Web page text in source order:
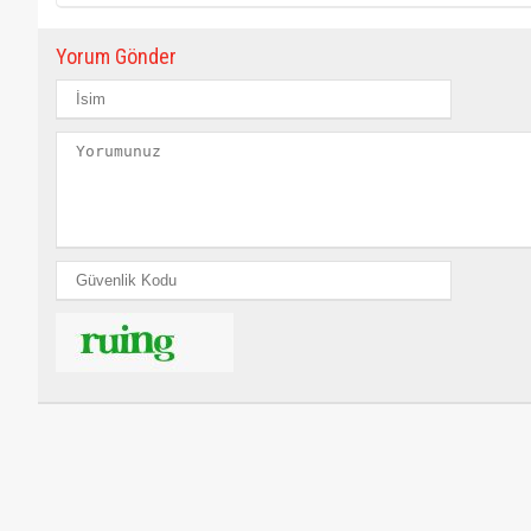
Yorum Gönder